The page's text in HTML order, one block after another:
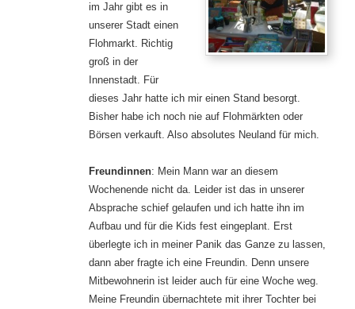
im Jahr gibt es in
unserer Stadt einen
Flohmarkt. Richtig
groß in der
Innenstadt. Für
dieses Jahr hatte ich mir einen Stand besorgt.
Bisher habe ich noch nie auf Flohmärkten oder
Börsen verkauft. Also absolutes Neuland für mich.
Freundinnen: Mein Mann war an diesem
Wochenende nicht da. Leider ist das in unserer
Absprache schief gelaufen und ich hatte ihn im
Aufbau und für die Kids fest eingeplant. Erst
überlegte ich in meiner Panik das Ganze zu lassen,
dann aber fragte ich eine Freundin. Denn unsere
Mitbewohnerin ist leider auch für eine Woche weg.
Meine Freundin übernachtete mit ihrer Tochter bei